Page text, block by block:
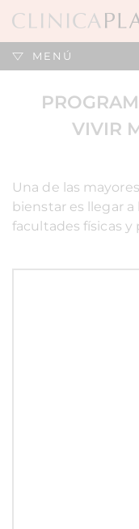
MENÚ
VIVIR
Una de las
bienstar es llegar
facultades físicas y